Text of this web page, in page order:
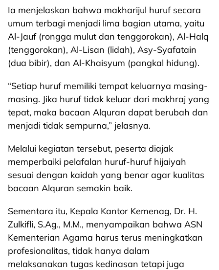
Ia menjelaskan bahwa makharijul huruf secara
umum terbagi menjadi lima bagian utama, yaitu
Al-Jauf (rongga mulut dan tenggorokan), Al-Halq
(tenggorokan), Al-Lisan (lidah), Asy-Syafatain
(dua bibir), dan Al-Khaisyum (pangkal hidung).
“Setiap huruf memiliki tempat keluarnya masing-
masing. Jika huruf tidak keluar dari makhraj yang
tepat, maka bacaan Alquran dapat berubah dan
menjadi tidak sempurna,” jelasnya.
Melalui kegiatan tersebut, peserta diajak
memperbaiki pelafalan huruf-huruf hijaiyah
sesuai dengan kaidah yang benar agar kualitas
bacaan Alquran semakin baik.
Sementara itu, Kepala Kantor Kemenag, Dr. H.
Zulkifli, S.Ag., M.M., menyampaikan bahwa ASN
Kementerian Agama harus terus meningkatkan
profesionalitas, tidak hanya dalam
melaksanakan tugas kedinasan tetapi juga